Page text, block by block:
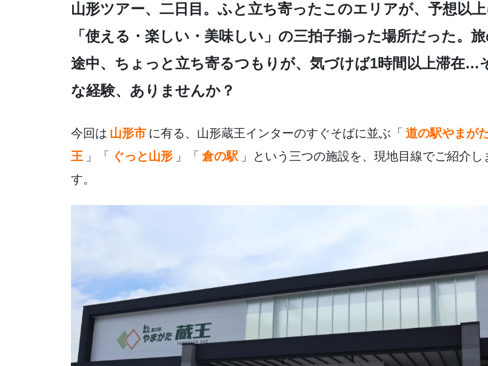
c
e
b
o
o
tt
er
ail e
e
n
山形ツアー、二日目。ふと立ち寄ったこのエリアが、予想以
「使える・楽しい・美味しい」の三拍子揃った場所だった。
途中、ちょっと立ち寄るつもりが、気づけば1時間以上滞在…
な経験、ありませんか？
今回は 山形市 に有る、山形蔵王インターのすぐそばに並ぶ「 道の駅やまが
王 」「 ぐっと山形 」「 倉の駅 」という三つの施設を、現地目線でご紹介し
す。